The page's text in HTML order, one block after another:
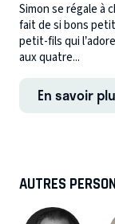
Simon se régale à
fait de si bons
petit-fils qui
aux quatre...
En savoir
AUTRES